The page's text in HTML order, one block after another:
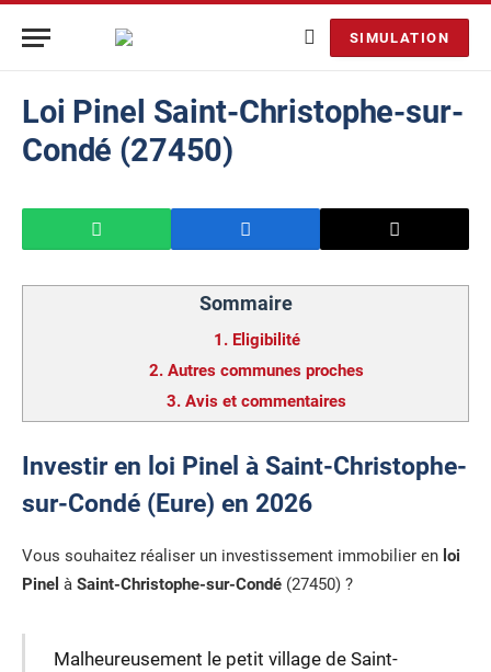
SIMULATION
Loi Pinel Saint-Christophe-sur-
Condé (27450)
Sommaire
1. Eligibilité
2. Autres communes proches
3. Avis et commentaires
Investir en loi Pinel à Saint-Christophe-
sur-Condé (Eure) en 2026
Vous souhaitez réaliser un investissement immobilier en loi
Pinel à Saint-Christophe-sur-Condé (27450) ?
Malheureusement le petit village de Saint-